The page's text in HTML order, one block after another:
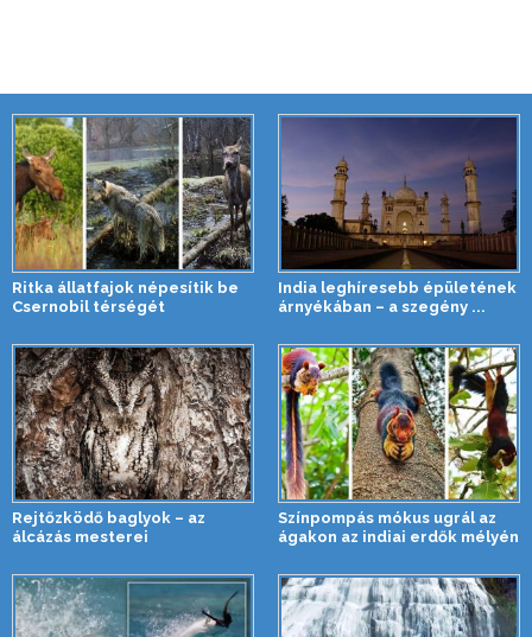
Ritka állatfajok népesítik be
Csernobil térségét
India leghíresebb épületének
árnyékában – a szegény ...
Rejtőzködő baglyok – az
álcázás mesterei
Színpompás mókus ugrál az
ágakon az indiai erdők mélyén